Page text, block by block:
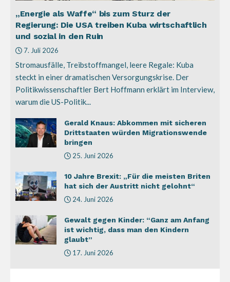
„Energie als Waffe“ bis zum Sturz der
Regierung: Die USA treiben Kuba wirtschaftlich
und sozial in den Ruin
7. Juli 2026
Stromausfälle, Treibstoffmangel, leere Regale: Kuba
steckt in einer dramatischen Versorgungskrise. Der
Politikwissenschaftler Bert Hoffmann erklärt im Interview,
warum die US-Politik...
Gerald Knaus: Abkommen mit sicheren
Drittstaaten würden Migrationswende
bringen
25. Juni 2026
10 Jahre Brexit: „Für die meisten Briten
hat sich der Austritt nicht gelohnt“
24. Juni 2026
Gewalt gegen Kinder: “Ganz am Anfang
ist wichtig, dass man den Kindern
glaubt”
17. Juni 2026